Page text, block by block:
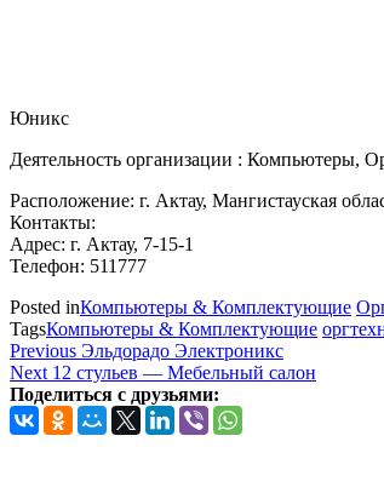
Юникс
Деятельность организации : Компьютеры,
Расположение: г. Актау, Мангистауская
Контакты:
Адрес: г. Актау, 7-15-1
Телефон: 511777
Posted inКомпьютеры & Комплектующие
TagsКомпьютеры & Комплектующие
Навигация
по
записям
Previous
Post
Previous Эльдорадо Электроникс
Next
Post
Next 12 стульев — Мебельный салон
Поделиться с друзьями: